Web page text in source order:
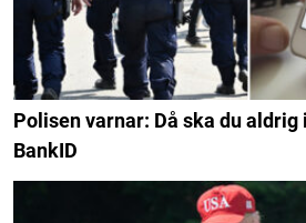
Polisen varnar: Då ska du
BankID